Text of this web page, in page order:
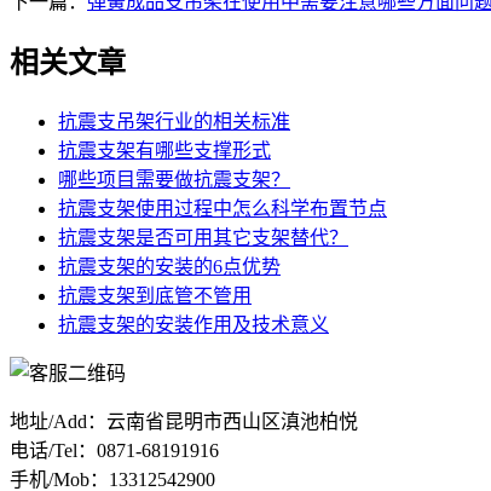
相关文章
抗震支吊架行业的相关标准
抗震支架有哪些支撑形式
哪些项目需要做抗震支架？
抗震支架使用过程中怎么科学布置节点
抗震支架是否可用其它支架替代？
抗震支架的安装的6点优势
抗震支架到底管不管用
抗震支架的安装作用及技术意义
地址/Add：云南省昆明市西山区滇池柏悦
电话/Tel：0871-68191916
手机/Mob：13312542900